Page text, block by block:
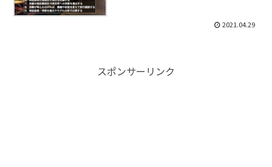
2021.04.29
スポンサーリンク